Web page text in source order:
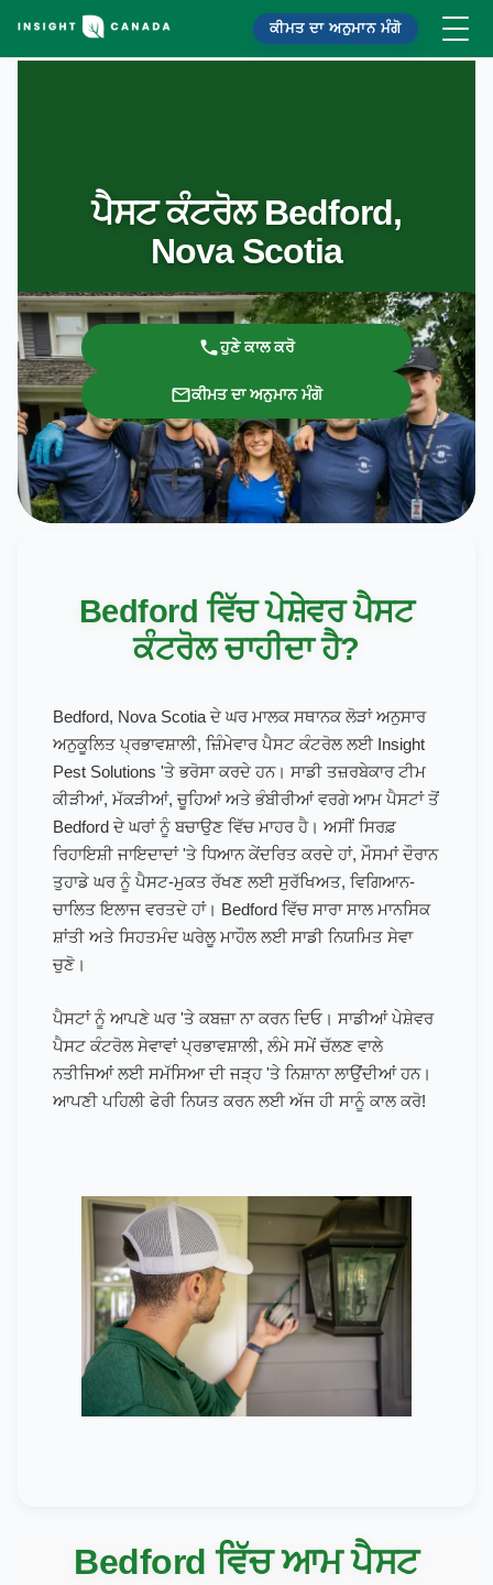
ਕੀਮਤ ਦਾ ਅਨੁਮਾਨ ਮੰਗੋ
ਪੈਸਟ ਕੰਟਰੋਲ Bedford,
Nova Scotia
ਹੁਣੇ ਕਾਲ ਕਰੋ
ਕੀਮਤ ਦਾ ਅਨੁਮਾਨ ਮੰਗੋ
Bedford ਵਿੱਚ ਪੇਸ਼ੇਵਰ ਪੈਸਟ
ਕੰਟਰੋਲ ਚਾਹੀਦਾ ਹੈ?
Bedford, Nova Scotia ਦੇ ਘਰ ਮਾਲਕ ਸਥਾਨਕ ਲੋੜਾਂ ਅਨੁਸਾਰ
ਅਨੁਕੂਲਿਤ ਪ੍ਰਭਾਵਸ਼ਾਲੀ, ਜ਼ਿੰਮੇਵਾਰ ਪੈਸਟ ਕੰਟਰੋਲ ਲਈ Insight
Pest Solutions 'ਤੇ ਭਰੋਸਾ ਕਰਦੇ ਹਨ। ਸਾਡੀ ਤਜ਼ਰਬੇਕਾਰ ਟੀਮ
ਕੀੜੀਆਂ, ਮੱਕੜੀਆਂ, ਚੂਹਿਆਂ ਅਤੇ ਭੰਬੀਰੀਆਂ ਵਰਗੇ ਆਮ ਪੈਸਟਾਂ ਤੋਂ
Bedford ਦੇ ਘਰਾਂ ਨੂੰ ਬਚਾਉਣ ਵਿੱਚ ਮਾਹਰ ਹੈ। ਅਸੀਂ ਸਿਰਫ਼
ਰਿਹਾਇਸ਼ੀ ਜਾਇਦਾਦਾਂ 'ਤੇ ਧਿਆਨ ਕੇਂਦਰਿਤ ਕਰਦੇ ਹਾਂ, ਮੌਸਮਾਂ ਦੌਰਾਨ
ਤੁਹਾਡੇ ਘਰ ਨੂੰ ਪੈਸਟ-ਮੁਕਤ ਰੱਖਣ ਲਈ ਸੁਰੱਖਿਅਤ, ਵਿਗਿਆਨ-
ਚਾਲਿਤ ਇਲਾਜ ਵਰਤਦੇ ਹਾਂ। Bedford ਵਿੱਚ ਸਾਰਾ ਸਾਲ ਮਾਨਸਿਕ
ਸ਼ਾਂਤੀ ਅਤੇ ਸਿਹਤਮੰਦ ਘਰੇਲੂ ਮਾਹੌਲ ਲਈ ਸਾਡੀ ਨਿਯਮਿਤ ਸੇਵਾ
ਚੁਣੋ।
ਪੈਸਟਾਂ ਨੂੰ ਆਪਣੇ ਘਰ 'ਤੇ ਕਬਜ਼ਾ ਨਾ ਕਰਨ ਦਿਓ। ਸਾਡੀਆਂ ਪੇਸ਼ੇਵਰ
ਪੈਸਟ ਕੰਟਰੋਲ ਸੇਵਾਵਾਂ ਪ੍ਰਭਾਵਸ਼ਾਲੀ, ਲੰਮੇ ਸਮੇਂ ਚੱਲਣ ਵਾਲੇ
ਨਤੀਜਿਆਂ ਲਈ ਸਮੱਸਿਆ ਦੀ ਜੜ੍ਹ 'ਤੇ ਨਿਸ਼ਾਨਾ ਲਾਉਂਦੀਆਂ ਹਨ।
ਆਪਣੀ ਪਹਿਲੀ ਫੇਰੀ ਨਿਯਤ ਕਰਨ ਲਈ ਅੱਜ ਹੀ ਸਾਨੂੰ ਕਾਲ ਕਰੋ!
Bedford ਵਿੱਚ ਆਮ ਪੈਸਟ